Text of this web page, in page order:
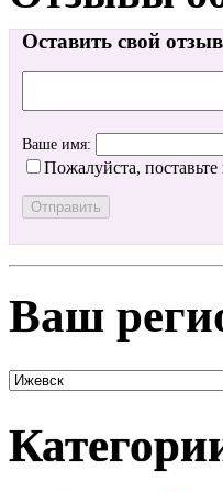
Оставить свой
Ваше имя:
Пожалуйста, поставьте
Ваш